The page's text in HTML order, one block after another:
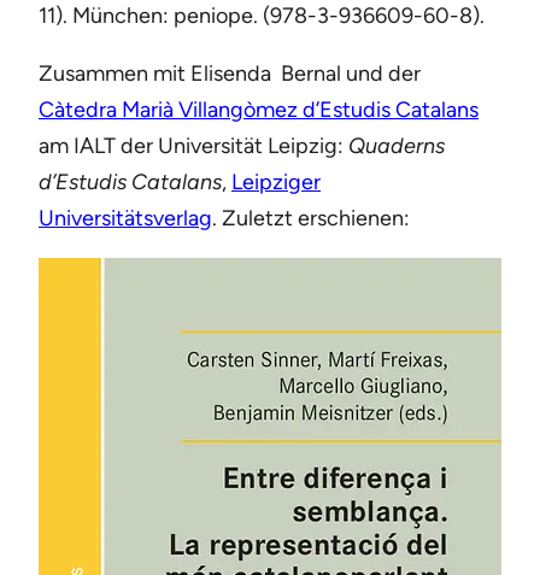
11). München: peniope. (978-3-936609-60-8).
Zusammen mit Elisenda Bernal und der
Càtedra Marià Villangòmez d’Estudis Catalans
am IALT der Universität Leipzig: Quaderns
d’Estudis Catalans, Leipziger
Universitätsverlag. Zuletzt erschienen: